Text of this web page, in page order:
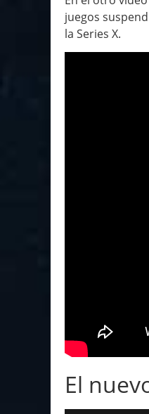
juegos
la Series X.
El